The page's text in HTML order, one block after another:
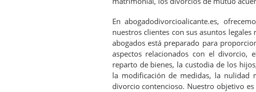
En abogadodivorcioalicante.es,
nuestros clientes con sus asuntos
abogados está preparado para
aspectos relacionados con el divorcio,
reparto de bienes, la custodia de los
la modificación de medidas, la
divorcio contencioso. Nuestro objetivo